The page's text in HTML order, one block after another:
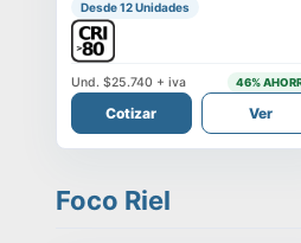
Desde 12 Unidades
Und.$25.740 + iva 46%
Cotizar Ver
Foco Riel